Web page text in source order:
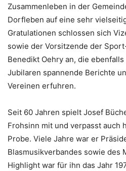
Zusammenleben in der
Dorfleben auf eine sehr
Gratulationen schlossen sich
sowie der Vorsitzende der
Benedikt Oehry an, die
Jubilaren spannende Berichte
Vereinen erfuhren.
Seit 60 Jahren spielt Josef
Frohsinn mit und verpasst auch
Probe. Viele Jahre war er
Blasmusikverbandes sowie des
Highlight war für ihn das Jahr